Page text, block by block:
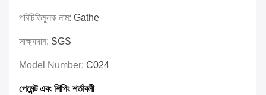
পরিচিতিমুলক নাম: Gathe
সাক্ষ্যদান: SGS
Model Number: C024
পেমেন্ট এবং শিপিং শর্তাবলী